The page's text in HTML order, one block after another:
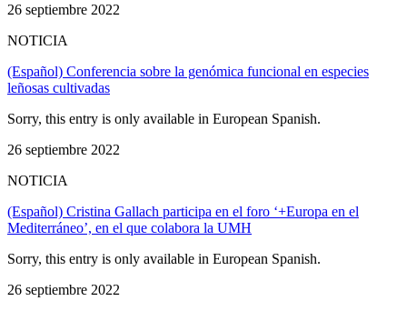
26 septiembre 2022
NOTICIA
(Español) Conferencia sobre la genómica funcional en especies
leñosas cultivadas
Sorry, this entry is only available in European Spanish.
26 septiembre 2022
NOTICIA
(Español) Cristina Gallach participa en el foro ‘+Europa en el
Mediterráneo’, en el que colabora la UMH
Sorry, this entry is only available in European Spanish.
26 septiembre 2022